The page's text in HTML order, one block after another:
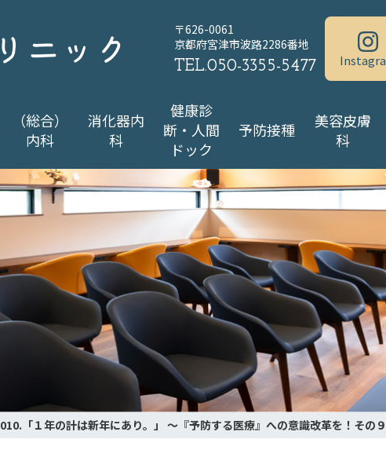
〒626-0061
京都府宮津市波路2286番地
TEL.050-3355-5477
（総合）
内科
消化器内
科
健康診
断・人間
ドック
予防接種
美容皮膚
科
010.「１年の計は新年にあり。」 ～『予防する医療』への意識改革を！その